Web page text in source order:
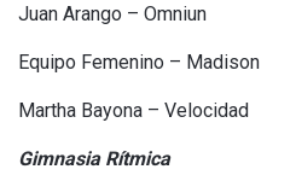
Juan Arango – Omniun
Equipo Femenino – Madison
Martha Bayona – Velocidad
Gimnasia Rítmica